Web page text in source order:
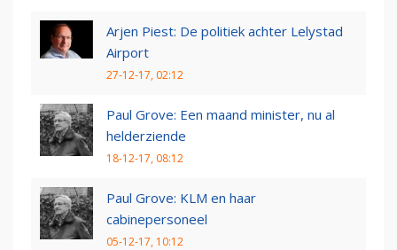
Arjen Piest: De politiek achter Lelystad
Airport
27-12-17, 02:12
Paul Grove: Een maand minister, nu al
helderziende
18-12-17, 08:12
Paul Grove: KLM en haar
cabinepersoneel
05-12-17, 10:12